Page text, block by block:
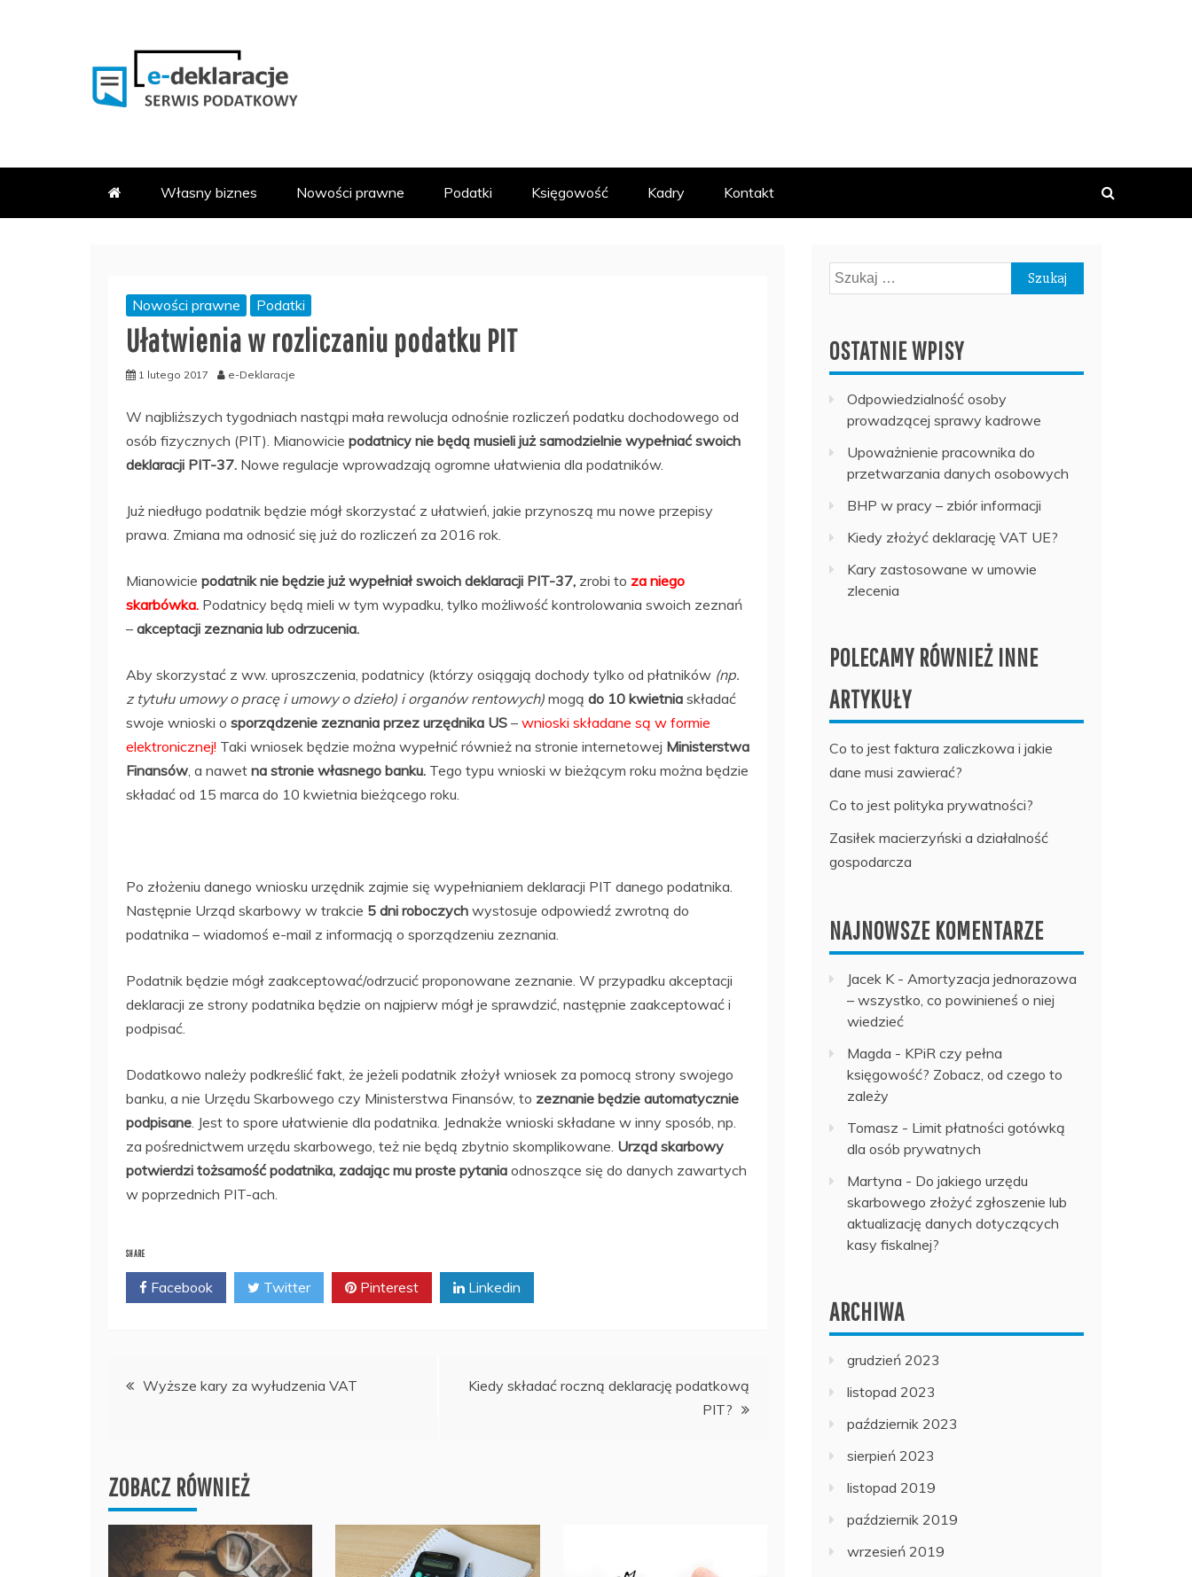
Własny biznes Nowości prawne Podatki Księgowość Kadry Kontakt
Nowości prawne Podatki
Ułatwienia w rozliczaniu podatku PIT
1 lutego 2017 e-Deklaracje
W najbliższych tygodniach nastąpi mała rewolucja odnośnie rozliczeń podatku dochodowego od
osób fizycznych (PIT). Mianowicie podatnicy nie będą musieli już samodzielnie wypełniać swoich
deklaracji PIT-37. Nowe regulacje wprowadzają ogromne ułatwienia dla podatników.
Już niedługo podatnik będzie mógł skorzystać z ułatwień, jakie przynoszą mu nowe przepisy
prawa. Zmiana ma odnosić się już do rozliczeń za 2016 rok.
Mianowicie podatnik nie będzie już wypełniał swoich deklaracji PIT-37, zrobi to za niego
skarbówka. Podatnicy będą mieli w tym wypadku, tylko możliwość kontrolowania swoich zeznań
– akceptacji zeznania lub odrzucenia.
Aby skorzystać z ww. uproszczenia, podatnicy (którzy osiągają dochody tylko od płatników (np.
z tytułu umowy o pracę i umowy o dzieło) i organów rentowych) mogą do 10 kwietnia składać
swoje wnioski o sporządzenie zeznania przez urzędnika US – wnioski składane są w formie
elektronicznej! Taki wniosek będzie można wypełnić również na stronie internetowej Ministerstwa
Finansów, a nawet na stronie własnego banku. Tego typu wnioski w bieżącym roku można będzie
składać od 15 marca do 10 kwietnia bieżącego roku.
Po złożeniu danego wniosku urzędnik zajmie się wypełnianiem deklaracji PIT danego podatnika.
Następnie Urząd skarbowy w trakcie 5 dni roboczych wystosuje odpowiedź zwrotną do
podatnika – wiadomoś e-mail z informacją o sporządzeniu zeznania.
Podatnik będzie mógł zaakceptować/odrzucić proponowane zeznanie. W przypadku akceptacji
deklaracji ze strony podatnika będzie on najpierw mógł je sprawdzić, następnie zaakceptować i
podpisać.
Dodatkowo należy podkreślić fakt, że jeżeli podatnik złożył wniosek za pomocą strony swojego
banku, a nie Urzędu Skarbowego czy Ministerstwa Finansów, to zeznanie będzie automatycznie
podpisane. Jest to spore ułatwienie dla podatnika. Jednakże wnioski składane w inny sposób, np.
za pośrednictwem urzędu skarbowego, też nie będą zbytnio skomplikowane. Urząd skarbowy
potwierdzi tożsamość podatnika, zadając mu proste pytania odnoszące się do danych zawartych
w poprzednich PIT-ach.
SHARE
Facebook Twitter Pinterest Linkedin
Nawigacja
Wyższe kary za wyłudzenia VAT
Kiedy składać roczną deklarację podatkową
PIT?
ZOBACZ RÓWNIEŻ
Szukaj:
OSTATNIE WPISY
Odpowiedzialność osoby
prowadzącej sprawy kadrowe
Upoważnienie pracownika do
przetwarzania danych osobowych
BHP w pracy – zbiór informacji
Kiedy złożyć deklarację VAT UE?
Kary zastosowane w umowie
zlecenia
POLECAMY RÓWNIEŻ INNE
ARTYKUŁY
Co to jest faktura zaliczkowa i jakie
dane musi zawierać?
Co to jest polityka prywatności?
Zasiłek macierzyński a działalność
gospodarcza
NAJNOWSZE KOMENTARZE
Jacek K- Amortyzacja jednorazowa
– wszystko, co powinieneś o niej
wiedzieć
Magda - KPiR czy pełna
księgowość? Zobacz, od czego to
zależy
Tomasz - Limit płatności gotówką
dla osób prywatnych
Martyna - Do jakiego urzędu
skarbowego złożyć zgłoszenie lub
aktualizację danych dotyczących
kasy fiskalnej?
ARCHIWA
grudzień 2023
listopad 2023
październik 2023
sierpień 2023
listopad 2019
październik 2019
wrzesień 2019